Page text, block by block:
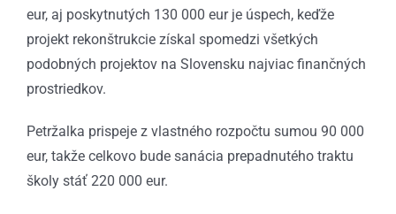
eur, aj poskytnutých 130 000 eur je úspech, keďže
projekt rekonštrukcie získal spomedzi všetkých
podobných projektov na Slovensku najviac finančných
prostriedkov.
Petržalka prispeje z vlastného rozpočtu sumou 90 000
eur, takže celkovo bude sanácia prepadnutého traktu
školy stáť 220 000 eur.